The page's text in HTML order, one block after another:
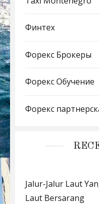
Финтех
Форекс Брокеры
Форекс Обучение
Форекс
Jalur-Jalur Laut
Laut Bersarang